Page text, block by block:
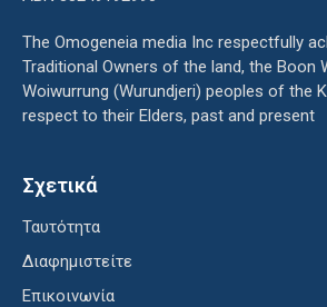
The Omogeneia media Inc respectfully
Traditional Owners of the land, the Boon
Woiwurrung (Wurundjeri) peoples of the
respect to their Elders, past and present
Σχετικά
Ταυτότητα
Διαφημιστείτε
Επικοινωνία